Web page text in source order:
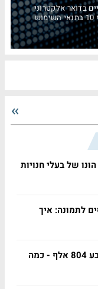
בדואר אלקטרוני
של בעלי חנויות
לתמונה: איך
פוטר אחרי 29 שנה בלי שימוע, תבע 804 אלף - כמה